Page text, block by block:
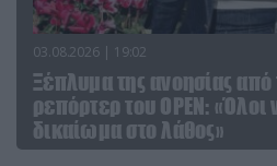
03.08.2026 | 19:02
Ξέπλυμα της ανοησίας από
ρεπόρτερ του ΟΡΕΝ: «Όλοι
δικαίωμα στο λάθος»